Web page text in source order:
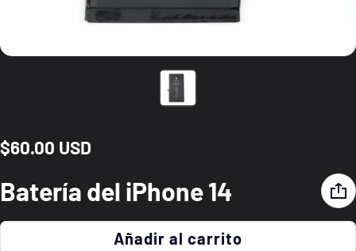
Precio normal
$60.00 USD
Batería del iPhone 14
Añadir al carrito